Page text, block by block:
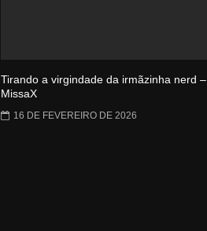
Tirando a virgindade da irmãzinha nerd –
MissaX
16 DE FEVEREIRO DE 2026